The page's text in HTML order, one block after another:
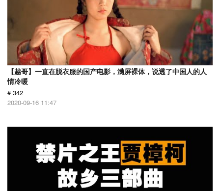
【越哥】一直在脱衣服的国产电影，满屏裸体，说透了中国人的人
情冷暖
# 342
2020-09-16 11:47